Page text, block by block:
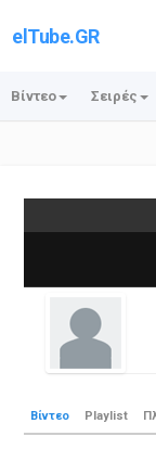
elTube.GR
Βίντεο Σειρές
Βίντεο Playlist